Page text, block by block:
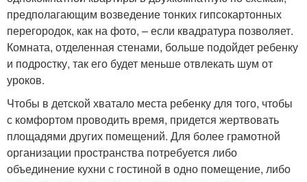
предполагающим возведение тонких гипсокартонных
перегородок, как на фото, – если квадратура позволяет.
Комната, отделенная стенами, больше подойдет ребенку
и подростку, так его будет меньше отвлекать шум от
уроков.
Чтобы в детской хватало места ребенку для того, чтобы
с комфортом проводить время, придется жертвовать
площадями других помещений. Для более грамотной
организации пространства потребуется либо
объединение кухни с гостиной в одно помещение, либо